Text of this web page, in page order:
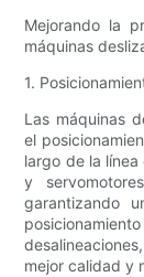
Mejorando la
máquinas
1.
Las máquinas
el
largo de la
y
garantizando
mejor calidad y